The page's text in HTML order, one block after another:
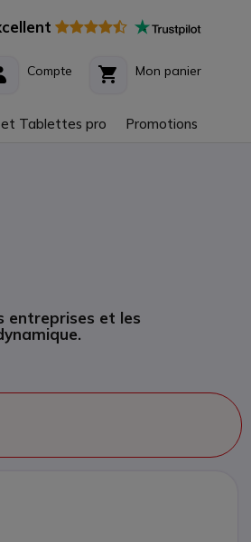
Mon panier
Compte
et Tablettes pro Promotions
entreprises et les